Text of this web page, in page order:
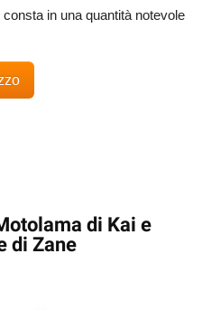
in una quantità notevole
di Kai e
di Zane